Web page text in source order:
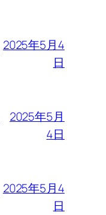
2025年5月4
日
2025年5月
4日
2025年5月4
日